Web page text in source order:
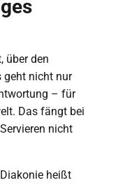
über den
geht nicht nur
– für
Das fängt bei
nicht
heißt